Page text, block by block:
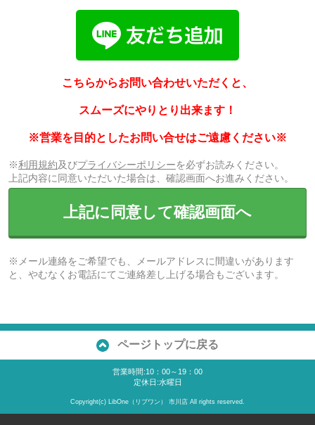
こちらからお問い合わせいただくと、
スムーズにやりとり出来ます！
※営業を目的としたお問い合せはご遠慮ください※
※利用規約及びプライバシーポリシーを必ずお読みください。
上記内容に同意いただいた場合は、確認画面へお進みください。
上記に同意して確認画面へ
※メール連絡をご希望でも、メールアドレスに間違いがあります
と、やむなくお電話にてご連絡差し上げる場合もございます。
ページトップに戻る
営業時間:10：00～19：00
定休日:水曜日
Copyright(c) LibOne（リブワン） 市川店 All rights reserved.